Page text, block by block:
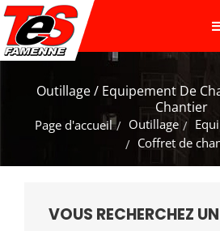
Outillage / Equipement De
Chantier
Page d'accueil Outillage
Coffret de
VOUS RECHERCHEZ